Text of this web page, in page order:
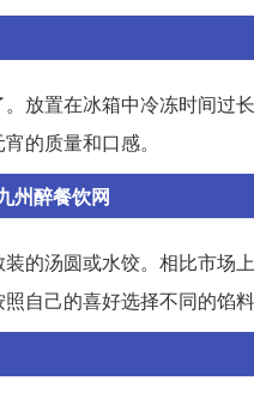
放置在冰箱中冷冻时间过
的质量和口感。
州醉餐饮网
的汤圆或水饺。相比市场
自己的喜好选择不同的馅料